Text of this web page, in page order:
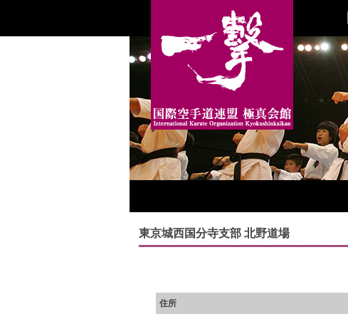
東京城西国分寺支部 北野道場
住所